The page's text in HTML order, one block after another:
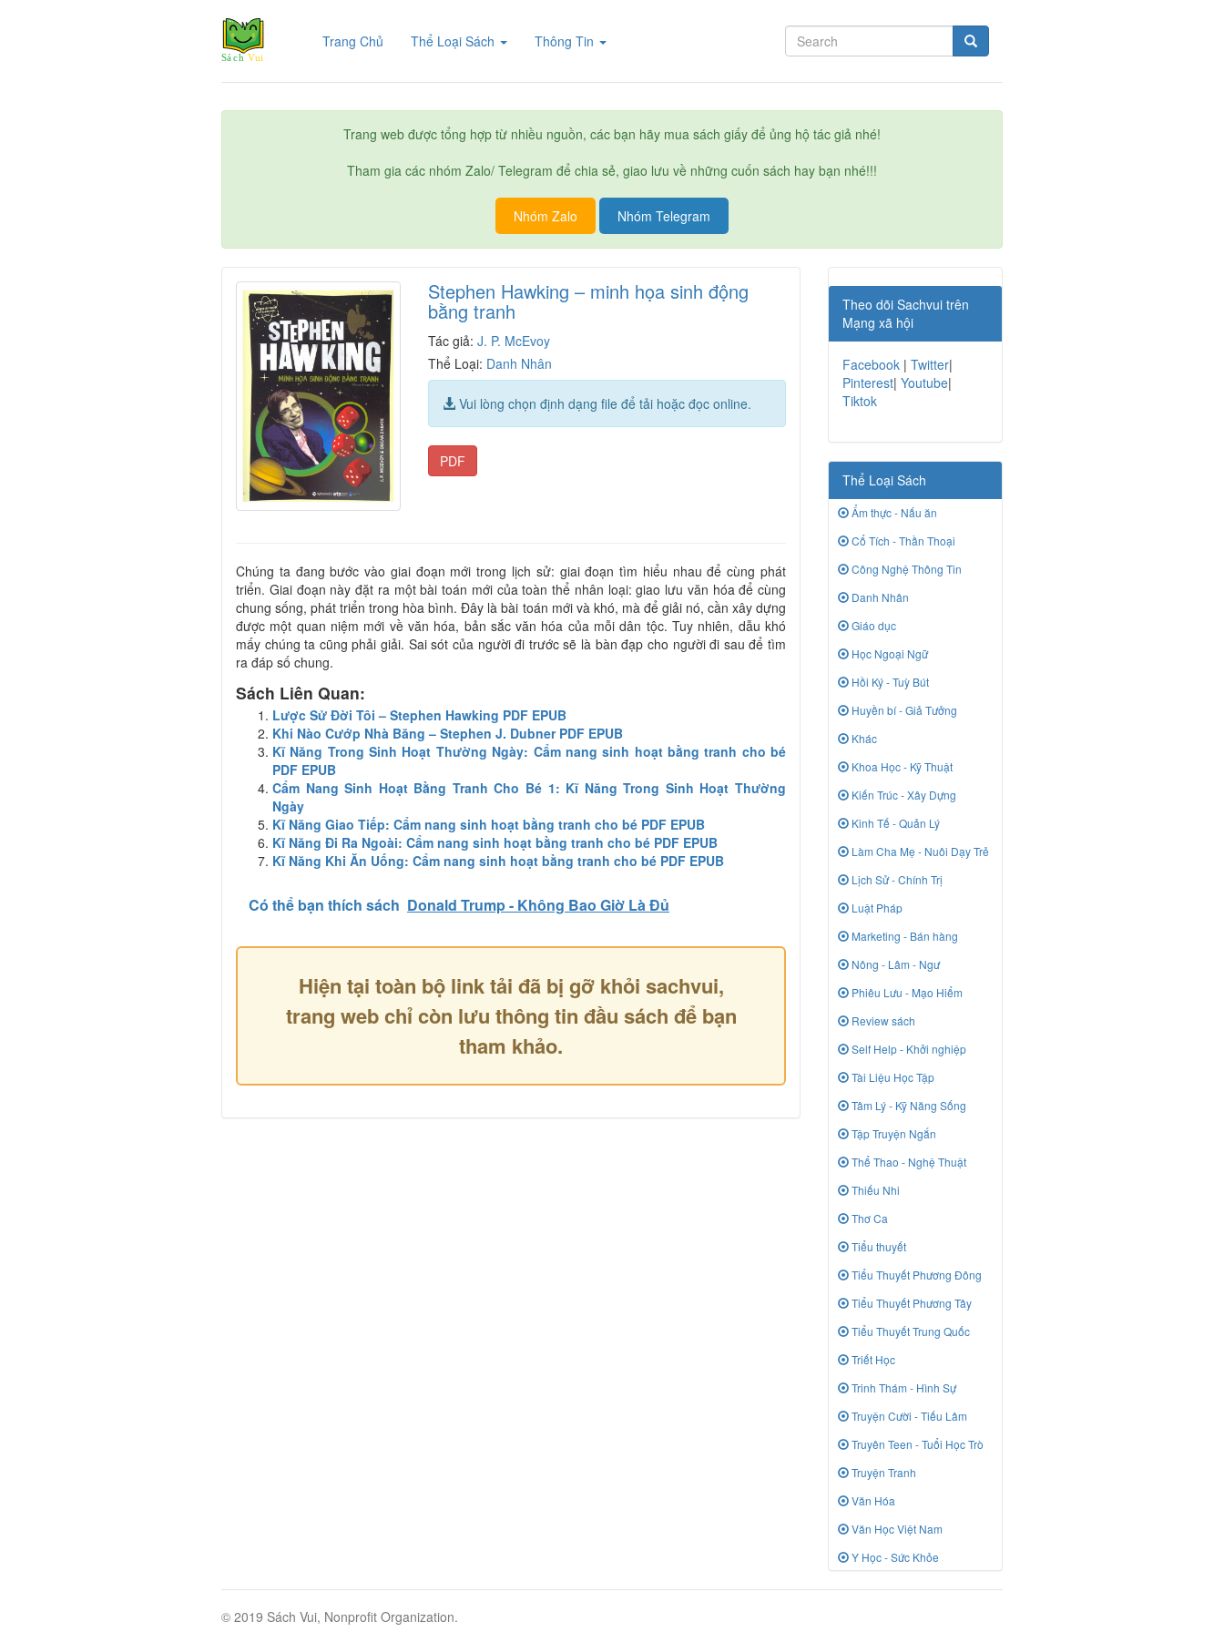
Trang Chủ (current)Thể Loại Sách Thông Tin
Trang web được tổng hợp từ nhiều nguồn, các bạn hãy mua sách giấy để ủng hộ tác giả nhé!
Tham gia các nhóm Zalo/ Telegram để chia sẻ, giao lưu về những cuốn sách hay bạn nhé!!!
Nhóm Zalo Nhóm Telegram
Stephen Hawking – minh họa sinh động
bằng tranh
Tác giả:J. P. McEvoy
Thể Loại: Danh Nhân
Vui lòng chọn định dạng file để tải hoặc đọc online.
PDF
Chúng ta đang bước vào giai đoạn mới trong lịch sử: giai đoạn tìm hiểu nhau để cùng phát
triển. Giai đoạn này đặt ra một bài toán mới của toàn thể nhân loại: giao lưu văn hóa để cùng
chung sống, phát triển trong hòa bình. Đây là bài toán mới và khó, mà để giải nó, cần xây dựng
được một quan niệm mới về văn hóa, bản sắc văn hóa của mỗi dân tộc. Tuy nhiên, dẫu khó
mấy chúng ta cũng phải giải. Sai sót của người đi trước sẽ là bàn đạp cho người đi sau để tìm
ra đáp số chung.
Sách Liên Quan:
Lược Sử Đời Tôi – Stephen Hawking PDF EPUB
Khi Nào Cướp Nhà Băng – Stephen J. Dubner PDF EPUB
Kĩ Năng Trong Sinh Hoạt Thường Ngày: Cẩm nang sinh hoạt bằng tranh cho bé
PDF EPUB
Cẩm Nang Sinh Hoạt Bằng Tranh Cho Bé 1: Kĩ Năng Trong Sinh Hoạt Thường
Ngày
Kĩ Năng Giao Tiếp: Cẩm nang sinh hoạt bằng tranh cho bé PDF EPUB
Kĩ Năng Đi Ra Ngoài: Cẩm nang sinh hoạt bằng tranh cho bé PDF EPUB
Kĩ Năng Khi Ăn Uống: Cẩm nang sinh hoạt bằng tranh cho bé PDF EPUB
Có thể bạn thích sách Donald Trump - Không Bao Giờ Là Đủ
Hiện tại toàn bộ link tải đã bị gỡ khỏi sachvui,
trang web chỉ còn lưu thông tin đầu sách để bạn
tham khảo.
Theo dõi Sachvui trên
Mạng xã hội
Facebook | Twitter|
Pinterest| Youtube|
Tiktok
Thể Loại Sách
Ẩm thực - Nấu ăn
Cổ Tích - Thần Thoại
Công Nghệ Thông Tin
Danh Nhân
Giáo dục
Học Ngoại Ngữ
Hồi Ký - Tuỳ Bút
Huyền bí - Giả Tưởng
Khác
Khoa Học - Kỹ Thuật
Kiến Trúc - Xây Dựng
Kinh Tế - Quản Lý
Làm Cha Mẹ - Nuôi Dạy Trẻ
Lịch Sử - Chính Trị
Luật Pháp
Marketing - Bán hàng
Nông - Lâm - Ngư
Phiêu Lưu - Mạo Hiểm
Review sách
Self Help - Khởi nghiệp
Tài Liệu Học Tập
Tâm Lý - Kỹ Năng Sống
Tập Truyện Ngắn
Thể Thao - Nghệ Thuật
Thiếu Nhi
Thơ Ca
Tiểu thuyết
Tiểu Thuyết Phương Đông
Tiểu Thuyết Phương Tây
Tiểu Thuyết Trung Quốc
Triết Học
Trinh Thám - Hình Sự
Truyện Cười - Tiếu Lâm
Truyên Teen - Tuổi Học Trò
Truyện Tranh
Văn Hóa
Văn Học Việt Nam
Y Học - Sức Khỏe
© 2019 Sách Vui, Nonprofit Organization.